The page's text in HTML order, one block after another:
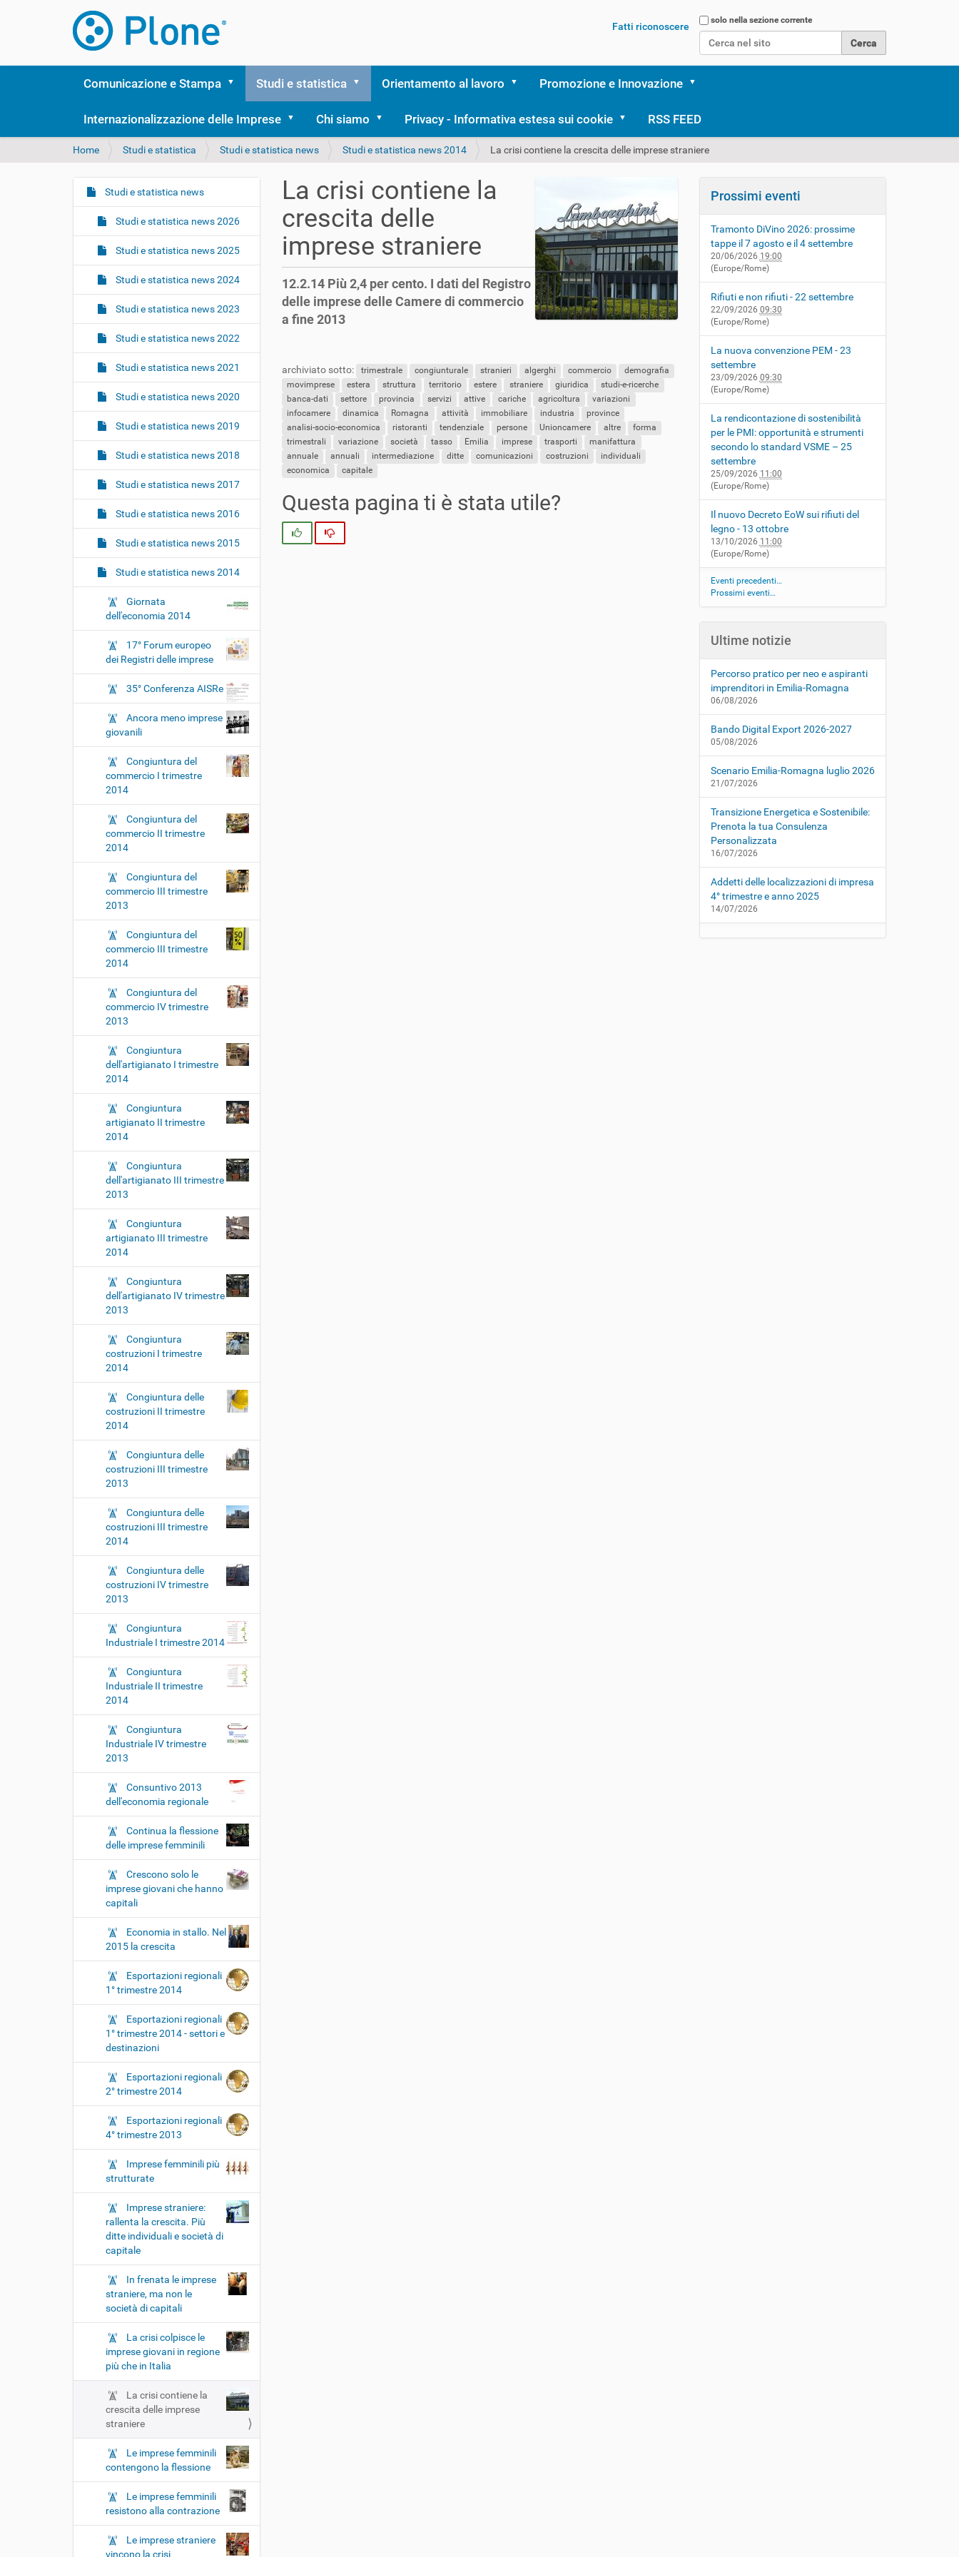
Cerca nel sito
solo nella sezione corrente
Fatti riconoscere
Comunicazione e Stampa Studi e statistica Orientamento al lavoro Promozione e Innovazione
Internazionalizzazione delle Imprese Chi siamo Privacy - Informativa estesa sui cookie RSS FEED
T
s
i
u
:
Home Studi e statistica Studi e statistica news Studi e statistica news 2014 La crisi contiene la crescita delle imprese straniere
La crisi contiene la
crescita delle
imprese straniere
12.2.14 Più 2,4 per cento. I dati del Registro
delle imprese delle Camere di commercio
a fine 2013
archiviato sotto: trimestrale congiunturale stranieri algerghi commercio
demografia
movimprese
estera struttura territorio estere straniere giuridica
studi-e-ricerche
banca-dati
settore provincia servizi attive cariche agricoltura
variazioni
infocamere
dinamica Romagna attività immobiliare industria
province
analisi-socio-economica
ristoranti tendenziale persone Unioncamere altre
forma
trimestrali
variazione società tasso Emilia imprese trasporti
manifattura
annuale
annuali intermediazione ditte comunicazioni costruzioni
individuali
economica
capitale
Questa pagina ti è stata utile?
Si
N
g
i
n
Studi e statistica news
Studi e statistica news 2026
Studi e statistica news 2025
Studi e statistica news 2024
Studi e statistica news 2023
Studi e statistica news 2022
Studi e statistica news 2021
Studi e statistica news 2020
Studi e statistica news 2019
Studi e statistica news 2018
Studi e statistica news 2017
Studi e statistica news 2016
Studi e statistica news 2015
Studi e statistica news 2014
Giornata
dell'economia 2014
17° Forum europeo
dei Registri delle imprese
35° Conferenza AISRe
Ancora meno imprese
giovanili
Congiuntura del
commercio I trimestre
2014
Congiuntura del
commercio II trimestre
2014
Congiuntura del
commercio III trimestre
2013
Congiuntura del
commercio III trimestre
2014
Congiuntura del
commercio IV trimestre
2013
Congiuntura
dell'artigianato I trimestre
2014
Congiuntura
artigianato II trimestre
2014
Congiuntura
dell'artigianato III trimestre
2013
Congiuntura
artigianato III trimestre
2014
Congiuntura
dell'artigianato IV trimestre
2013
Congiuntura
costruzioni I trimestre
2014
Congiuntura delle
costruzioni II trimestre
2014
Congiuntura delle
costruzioni III trimestre
2013
Congiuntura delle
costruzioni III trimestre
2014
Congiuntura delle
costruzioni IV trimestre
2013
Congiuntura
Industriale I trimestre 2014
Congiuntura
Industriale II trimestre
2014
Congiuntura
Industriale IV trimestre
2013
Consuntivo 2013
dell'economia regionale
Continua la flessione
delle imprese femminili
Crescono solo le
imprese giovani che hanno
capitali
Economia in stallo. Nel
2015 la crescita
Esportazioni regionali
1° trimestre 2014
Esportazioni regionali
1° trimestre 2014 - settori e
destinazioni
Esportazioni regionali
2° trimestre 2014
Esportazioni regionali
4° trimestre 2013
Imprese femminili più
strutturate
Imprese straniere:
rallenta la crescita. Più
ditte individuali e società di
capitale
In frenata le imprese
straniere, ma non le
società di capitali
La crisi colpisce le
imprese giovani in regione
più che in Italia
La crisi contiene la
crescita delle imprese
straniere
Le imprese femminili
contengono la flessione
Le imprese femminili
resistono alla contrazione
Le imprese straniere
vincono la crisi
Prossimi eventi
Tramonto DiVino 2026: prossime
tappe il 7 agosto e il 4 settembre
20/06/2026 19:00
(Europe/Rome)
Rifiuti e non rifiuti - 22 settembre
22/09/2026 09:30
(Europe/Rome)
La nuova convenzione PEM - 23
settembre
23/09/2026 09:30
(Europe/Rome)
La rendicontazione di sostenibilità
per le PMI: opportunità e strumenti
secondo lo standard VSME – 25
settembre
25/09/2026 11:00
(Europe/Rome)
Il nuovo Decreto EoW sui rifiuti del
legno - 13 ottobre
13/10/2026 11:00
(Europe/Rome)
Eventi precedenti…
Prossimi eventi…
Ultime notizie
Percorso pratico per neo e aspiranti
imprenditori in Emilia-Romagna
06/08/2026
Bando Digital Export 2026-2027
05/08/2026
Scenario Emilia-Romagna luglio 2026
21/07/2026
Transizione Energetica e Sostenibile:
Prenota la tua Consulenza
Personalizzata
16/07/2026
Addetti delle localizzazioni di impresa
4° trimestre e anno 2025
14/07/2026